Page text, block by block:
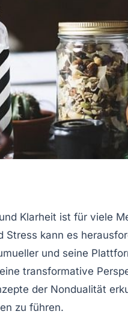
und Klarheit ist für viele
Stress kann es
und seine
transformative
der Nondualität
zu führen.